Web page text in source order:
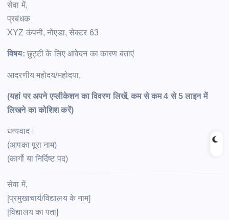
सेवा में,
प्रबंधक
XYZ कंपनी, नोएडा, सेक्टर 63
विषय: छुट्टी के लिए आवेदन का कारण बताएं
आदरणीय महोदय/महोदया,
(यहां पर अपने एप्लीकेशन का विवरण लिखें, कम से कम 4 से 5 लाइन में
लिखने का कोशिश करें)
धन्यवाद।
(आपका पूरा नाम)
(कार्गो या निर्दिष्ट पद)
सेवा में,
[प्रमुखाचार्य/विद्यालय के नाम]
[विद्यालय का पता]